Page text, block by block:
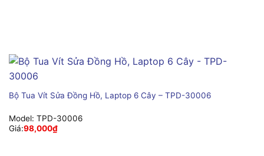
Bộ Tua Vít Sửa Đồng Hồ, Laptop 6 Cây – TPD-30006
Model: TPD-30006
Giá:98,000₫